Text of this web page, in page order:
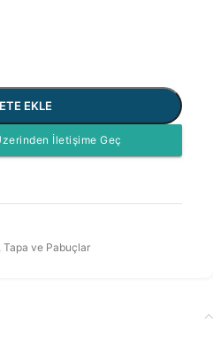
EKLE
İletişime Geç
, Tapa ve Pabuçlar